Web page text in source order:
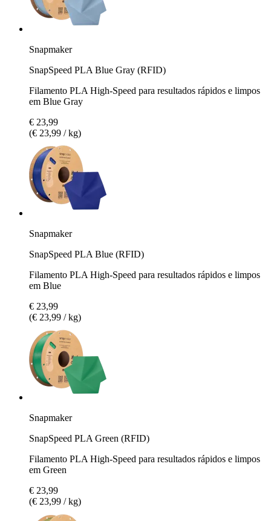
Snapmaker
SnapSpeed PLA Blue Gray (RFID)
Filamento PLA High-Speed para resultados rápidos e limpos
em Blue Gray
€ 23,99
(€ 23,99 / kg)
Snapmaker
SnapSpeed PLA Blue (RFID)
Filamento PLA High-Speed para resultados rápidos e limpos
em Blue
€ 23,99
(€ 23,99 / kg)
Snapmaker
SnapSpeed PLA Green (RFID)
Filamento PLA High-Speed para resultados rápidos e limpos
em Green
€ 23,99
(€ 23,99 / kg)